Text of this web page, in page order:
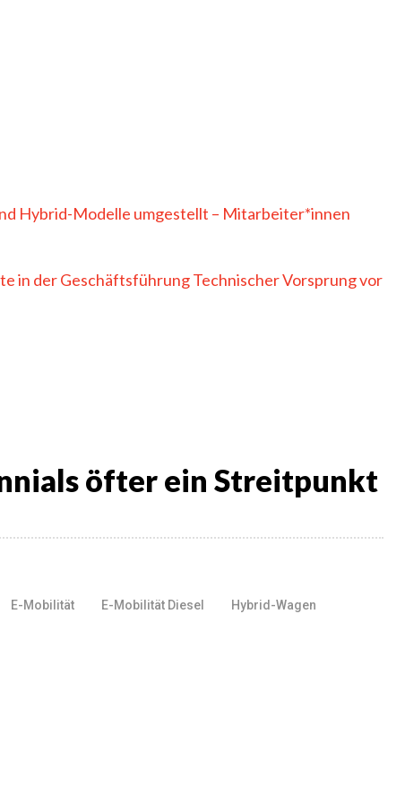
Hybrid-Modelle umgestellt – Mitarbeiter*innen
in der Geschäftsführung Technischer Vorsprung vor
öfter ein Streitpunkt
E-Mobilität E-Mobilität Diesel
Hybrid-Wagen